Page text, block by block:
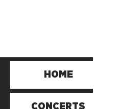
HOME
CONCERTS